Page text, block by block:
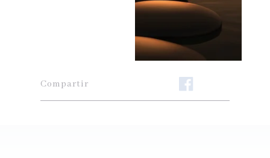
Compartir